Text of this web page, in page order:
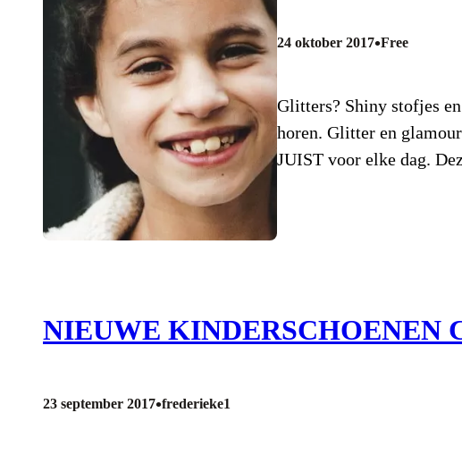
24 oktober 2017•Free
Glitters? Shiny stofjes
horen. Glitter en
JUIST voor elke dag.
NIEUWE KINDERSCHOENEN
23 september 2017•frederieke1